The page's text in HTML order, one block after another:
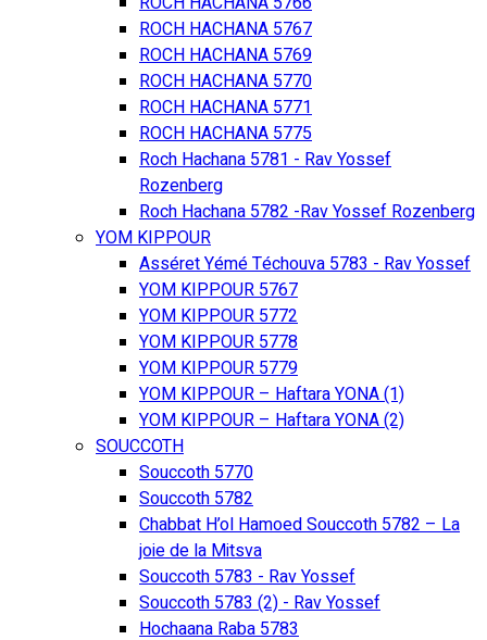
ROCH HACHANA 5767
ROCH HACHANA 5769
ROCH HACHANA 5770
ROCH HACHANA 5771
ROCH HACHANA 5775
Roch Hachana 5781 - Rav Yossef
Rozenberg
Roch Hachana 5782 -Rav Yossef Rozenberg
YOM KIPPOUR
Asséret Yémé Téchouva 5783 - Rav Yossef
YOM KIPPOUR 5767
YOM KIPPOUR 5772
YOM KIPPOUR 5778
YOM KIPPOUR 5779
YOM KIPPOUR – Haftara YONA (1)
YOM KIPPOUR – Haftara YONA (2)
SOUCCOTH
Souccoth 5770
Souccoth 5782
Chabbat H’ol Hamoed Souccoth 5782 – La
joie de la Mitsva
Souccoth 5783 - Rav Yossef
Souccoth 5783 (2) - Rav Yossef
Hochaana Raba 5783